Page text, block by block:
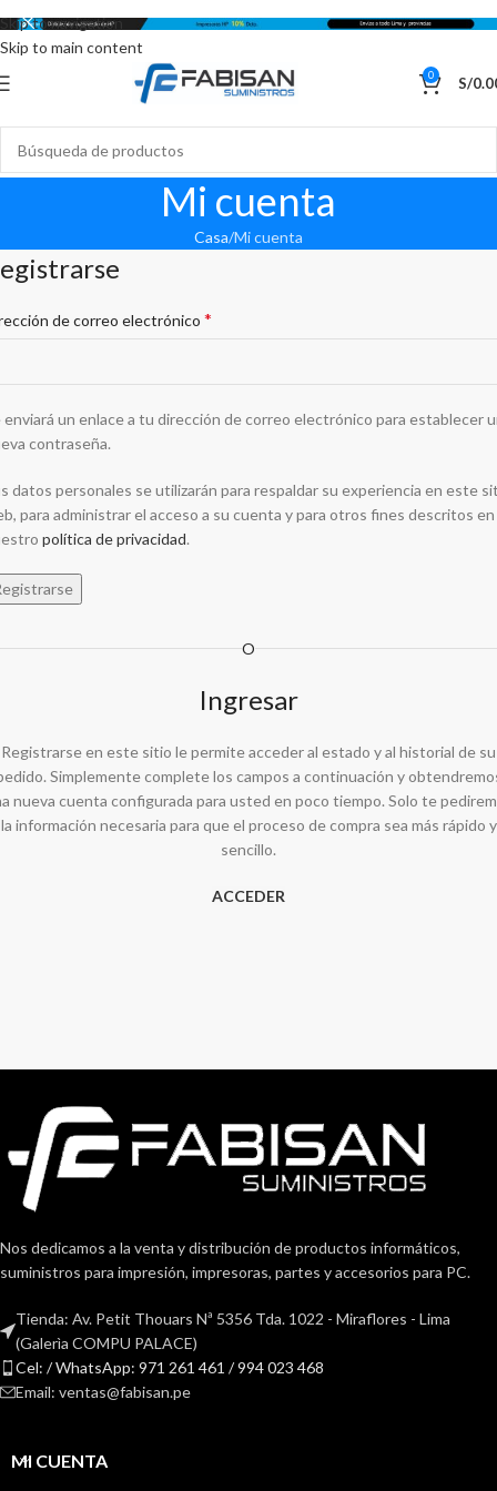
Skip to navigation
Skip to main content
0 S/
Mi cuenta
Casa Mi cuenta
de correo electrónico *
enviará un enlace a tu dirección de correo electrónico para establecer
contraseña.
datos personales se utilizarán para respaldar su experiencia en este
para administrar el acceso a su cuenta y para otros fines descritos en
política de privacidad.
O
Ingresar
Registrarse en este sitio le permite acceder al estado y al historial de su
Simplemente complete los campos a continuación y
nueva cuenta configurada para usted en poco tiempo. Solo te
la información necesaria para que el proceso de compra sea más rápido y
sencillo.
ACCEDER
Nos dedicamos a la venta y distribución de productos informáticos,
suministros para impresión, impresoras, partes y accesorios para PC.
Tienda: Av. Petit Thouars Nª 5356 Tda. 1022 - Miraflores - Lima
(Galerìa COMPU PALACE)
Cel: / WhatsApp: 971 261 461 / 994 023 468
Email: ventas@fabisan.pe
MI CUENTA